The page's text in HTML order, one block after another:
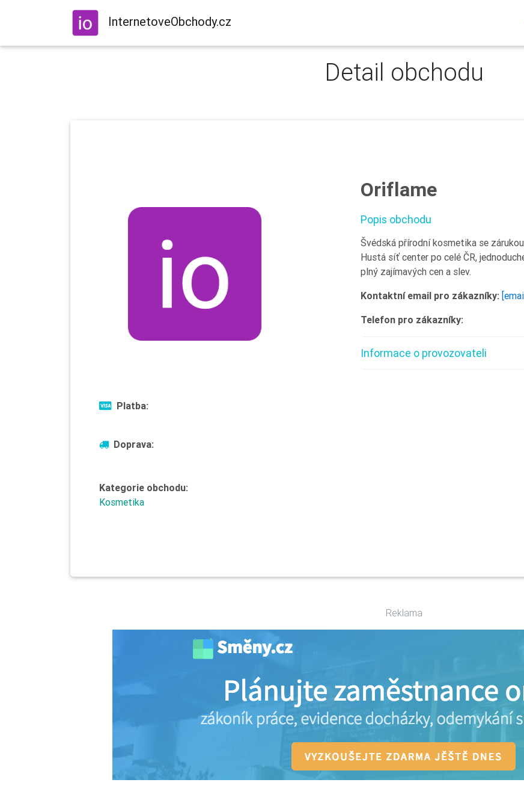
InternetoveObchody.cz
Detail obchodu
Platba:
Doprava:
Kategorie obchodu:
Kosmetika
Oriflame
Popis obchodu
Švédská přírodní kosmetika se
Hustá síť center po celé ČR,
plný zajímavých cen a slev.
Kontaktní email pro zákazníky:
Telefon pro zákazníky:
Informace o provozovateli
Reklama